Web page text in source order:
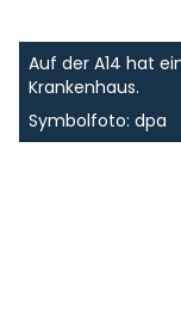
Auf der A14 hat
Krankenhaus.
Symbolfoto: dpa